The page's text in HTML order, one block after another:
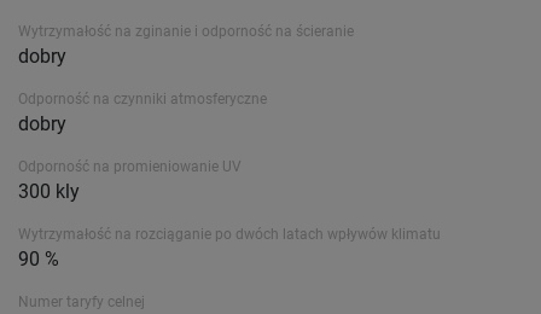
Wytrzymałość na zginanie i odporność na ścieranie
dobry
Odporność na czynniki atmosferyczne
dobry
Odporność na promieniowanie UV
300 kly
Wytrzymałość na rozciąganie po dwóch latach wpływów klimatu
90 %
Numer taryfy celnej